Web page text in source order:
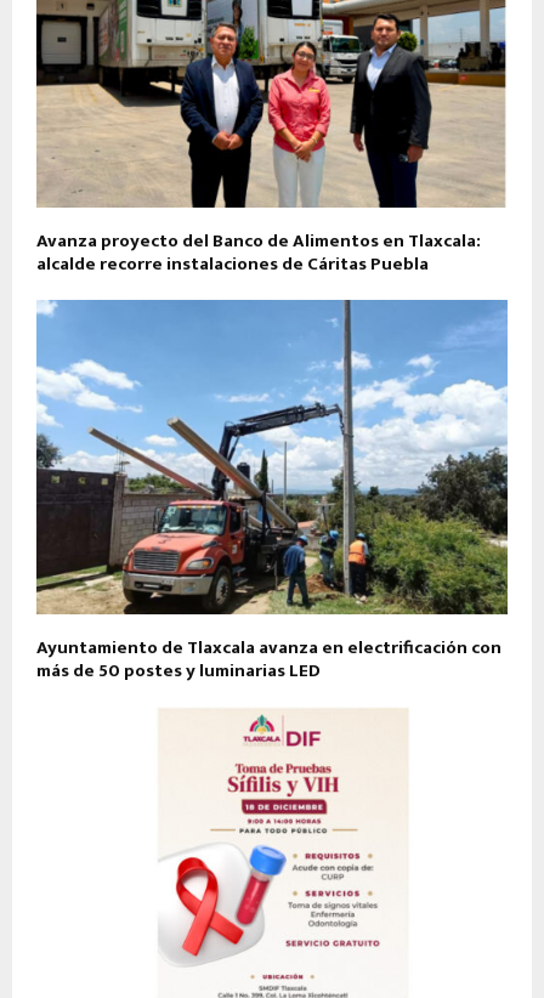
Avanza proyecto del Banco de Alimentos en Tlaxcala:
alcalde recorre instalaciones de Cáritas Puebla
Ayuntamiento de Tlaxcala avanza en electrificación con
más de 50 postes y luminarias LED